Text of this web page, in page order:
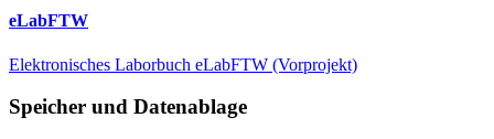
eLabFTW
Elektronisches Laborbuch eLabFTW (Vorprojekt)
Speicher und Datenablage